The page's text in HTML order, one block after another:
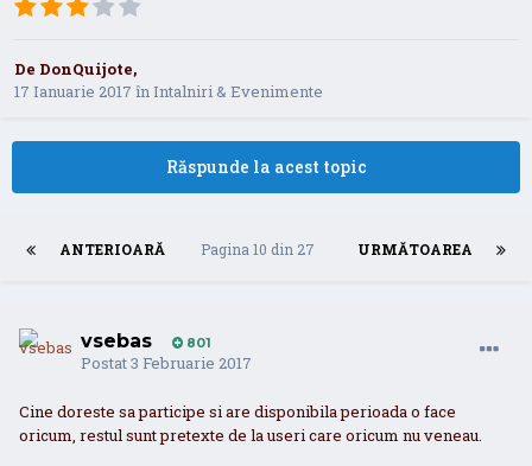
De DonQuijote,
17 Ianuarie 2017 înIntalniri & Evenimente
Răspunde la acest topic
ANTERIOARĂ URMĂTOAREA
Pagina 10 din 27
vsebas 801
Postat3 Februarie 2017
Cine doreste sa participe si are disponibila perioada o face
oricum, restul sunt pretexte de la useri care oricum nu veneau.